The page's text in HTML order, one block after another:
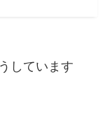
しています